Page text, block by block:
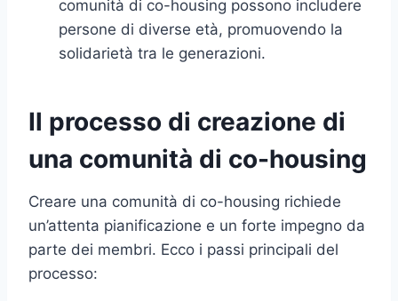
comunità di co-housing possono includere
persone di diverse età, promuovendo la
solidarietà tra le generazioni.
Il processo di creazione di
una comunità di co-housing
Creare una comunità di co-housing richiede
un’attenta pianificazione e un forte impegno da
parte dei membri. Ecco i passi principali del
processo: